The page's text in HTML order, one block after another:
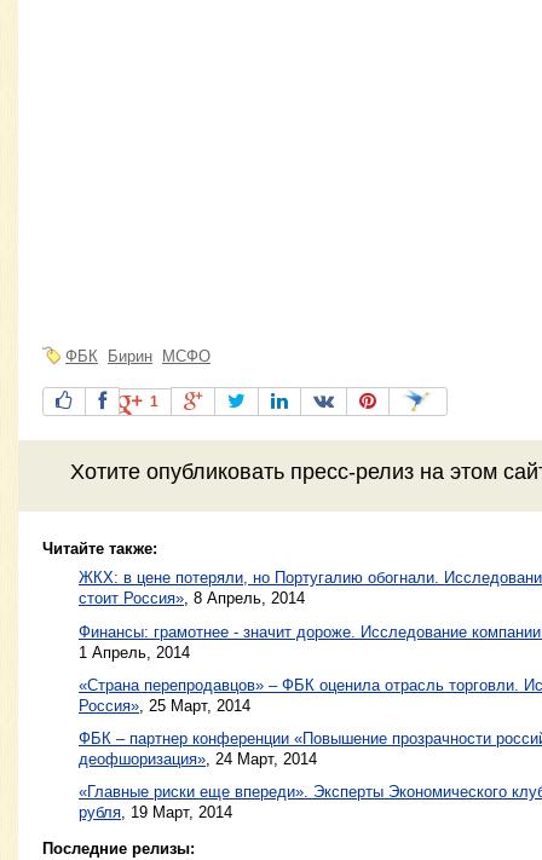
ФБК Бирин МСФО
1
Хотите опубликовать пресс-релизна этом
Читайте также:
ЖКХ: в цене потеряли, но Португалию обогнали.
стоит Россия», 8 Апрель, 2014
Финансы: грамотнее - значит дороже. Исследование
1 Апрель, 2014
«Страна перепродавцов» – ФБК оценила отрасль торговли.
Россия» 25 Март, 2014
ФБК – партнер конференции «Повышение прозрачности
деофшоризация», 24 Март, 2014
«Главные риски еще впереди». Эксперты Экономического
рубля, 19 Март, 2014
Последние релизы: